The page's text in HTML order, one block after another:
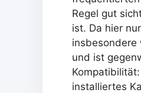
Regel gut
ist. Da hier
insbesondere
und ist
installiertes